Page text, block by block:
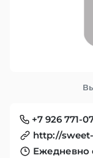
+7 926 771-
http://
Ежедневно